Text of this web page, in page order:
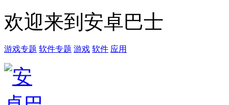
欢迎来到安卓巴士
游戏专题 软件专题 游戏 软件 应用